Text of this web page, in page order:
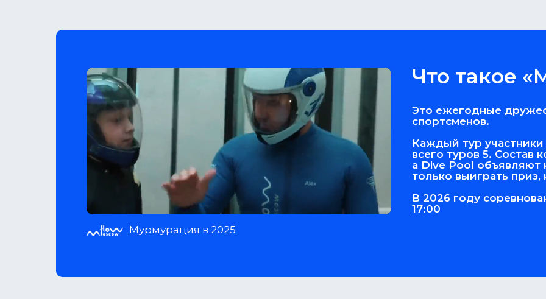
Мурмурация в 2025
Что такое
Это ежегодные
спортсменов.
Каждый тур
всего туров 5. Состав
а Dive Pool
только выиграть
В 2026 году
17:00